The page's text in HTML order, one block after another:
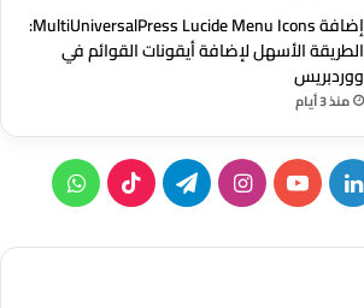
إضافة MultiUniversalPress Lucide Menu Icons:
الطريقة الأسهل لإضافة أيقونات القوائم في
ووردبريس
منذ 3 أيام
لينكدإن‫YouTubeانستقرامتيلقرام‫TikTok